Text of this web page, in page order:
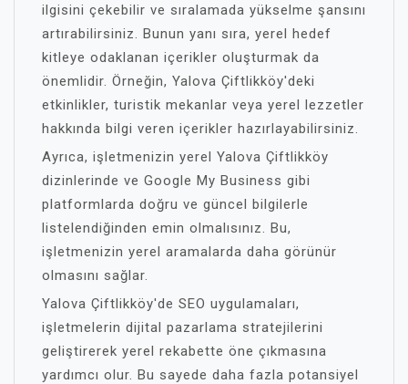
ilgisini çekebilir ve sıralamada yükselme şansını
artırabilirsiniz. Bunun yanı sıra, yerel hedef
kitleye odaklanan içerikler oluşturmak da
önemlidir. Örneğin, Yalova Çiftlikköy'deki
etkinlikler, turistik mekanlar veya yerel lezzetler
hakkında bilgi veren içerikler hazırlayabilirsiniz.
Ayrıca, işletmenizin yerel Yalova Çiftlikköy
dizinlerinde ve Google My Business gibi
platformlarda doğru ve güncel bilgilerle
listelendiğinden emin olmalısınız. Bu,
işletmenizin yerel aramalarda daha görünür
olmasını sağlar.
Yalova Çiftlikköy'de SEO uygulamaları,
işletmelerin dijital pazarlama stratejilerini
geliştirerek yerel rekabette öne çıkmasına
yardımcı olur. Bu sayede daha fazla potansiyel